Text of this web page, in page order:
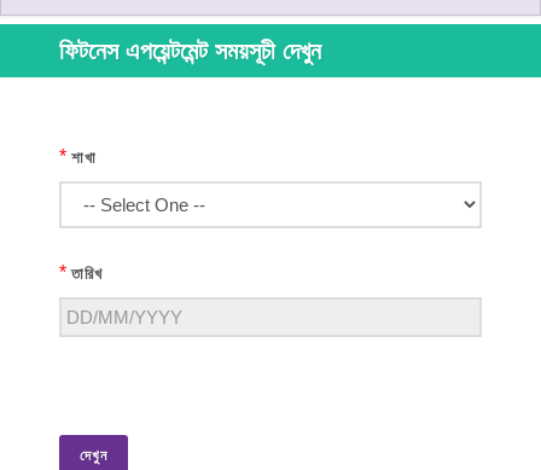
ফিটনেস এপয়েন্টমেন্ট সময়সূচী দেখুন
* শাখা
* তারিখ
দেখুন